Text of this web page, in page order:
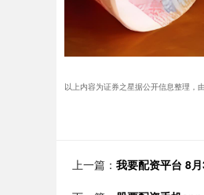
以上内容为证券之星据公开信息整理，
上一篇： 我要配资平台 8